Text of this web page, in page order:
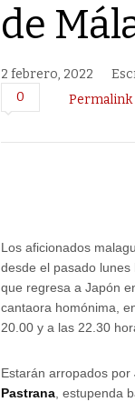
de
2 febrero, 2022
0
Permalink
Los aficionados
desde el pasado
que regresa a Japón
cantaora homónima,
20.00 y a las 22.30
Estarán arropados por
Pastrana , estupenda